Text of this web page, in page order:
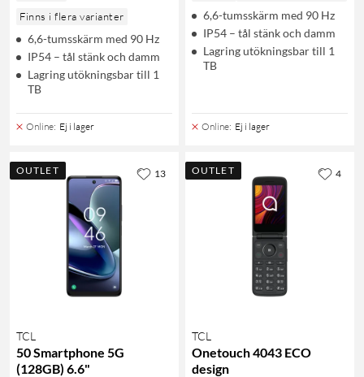
Finns i flera varianter
6,6-tumsskärm med 90 Hz
IP54 – tål stänk och damm
Lagring utökningsbar till 1
TB
Online: Ej i lager
6,6-tumsskärm med 90 Hz
IP54 – tål stänk och damm
Lagring utökningsbar till 1
TB
Online: Ej i lager
OUTLET
TCL
50 Smartphone 5G
(128GB) 6.6"
13 OUTLET
TCL
Onetouch 4043 ECO
design
4